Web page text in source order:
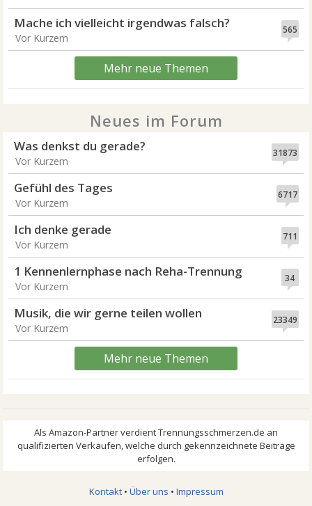
565
Mache ich vielleicht irgendwas falsch?
Vor Kurzem
Mehr neue Themen
Neues im Forum
31873
Was denkst du gerade?
Vor Kurzem
6717
Gefühl des Tages
Vor Kurzem
711
Ich denke gerade
Vor Kurzem
34
1 Kennenlernphase nach Reha-Trennung
Vor Kurzem
23349
Musik, die wir gerne teilen wollen
Vor Kurzem
Mehr neue Themen
Kontakt• Über uns • Impressum